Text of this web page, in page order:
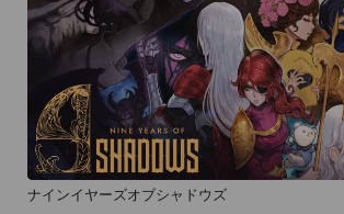
ナインイヤーズオブシャドウズ